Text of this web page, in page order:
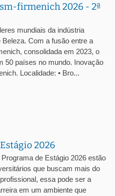
firmenich 2026 - 2ª
mundiais da indústria
Com a fusão entre a
consolidada em 2023, o
50 países no mundo. Inovação
Localidade: • Bro...
2026
de Estágio 2026 estão
que buscam mais do
essa pode ser a
em um ambiente que